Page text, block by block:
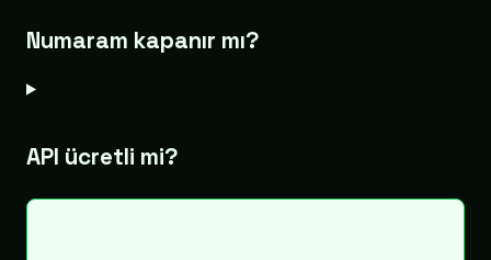
Numaram kapanır mı?
API ücretli mi?